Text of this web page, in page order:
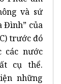
và sứ
Đình” của
trước đó
các nước
cụ thể.
những